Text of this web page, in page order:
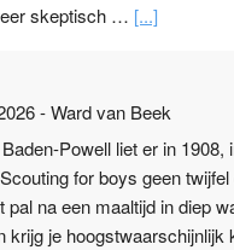
skeptisch … [...]
-Ward van Beek
Powell liet er in 1908,
for boys geen
pal na een maaltijd in diep
krijg je hoogstwaarschijnlijk